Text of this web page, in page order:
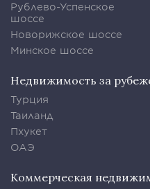
Рублево-Успенское
шоссе
Новорижское шоссе
Минское шоссе
Недвижимость за
Турция
Таиланд
Пхукет
ОАЭ
Коммерческая